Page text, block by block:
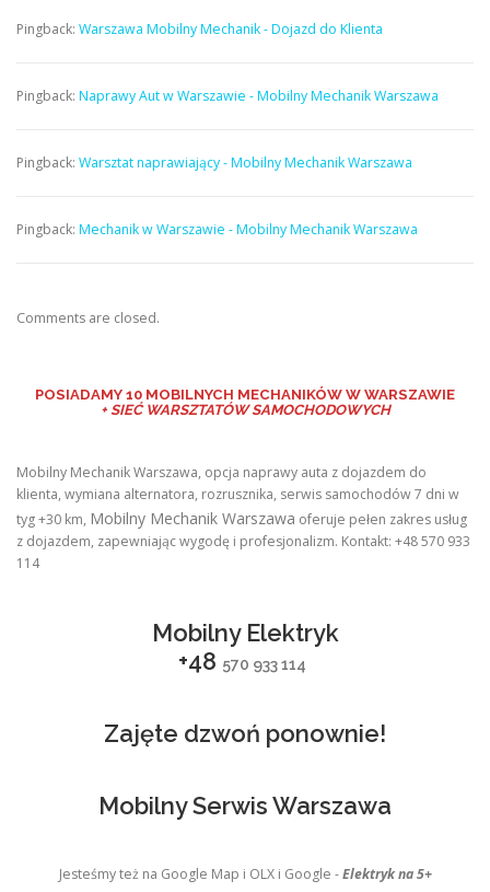
Pingback: Warszawa Mobilny Mechanik - Dojazd do Klienta
Pingback: Naprawy Aut w Warszawie - Mobilny Mechanik Warszawa
Pingback: Warsztat naprawiający - Mobilny Mechanik Warszawa
Pingback: Mechanik w Warszawie - Mobilny Mechanik Warszawa
Comments are closed.
POSIADAMY 10 MOBILNYCH MECHANIKÓW W WARSZAWIE
+ SIEĆ WARSZTATÓW SAMOCHODOWYCH
Mobilny Mechanik Warszawa, opcja naprawy auta z dojazdem do
klienta, wymiana alternatora, rozrusznika, serwis samochodów 7 dni w
tyg +30 km, Mobilny Mechanik Warszawa oferuje pełen zakres usług
z dojazdem, zapewniając wygodę i profesjonalizm. Kontakt: +48 570 933
114
Mobilny Elektryk
+48 570 933 114
Zajęte dzwoń ponownie!
Mobilny Serwis Warszawa
Jesteśmy też na Google Map i OLX i Google -Elektryk na 5+